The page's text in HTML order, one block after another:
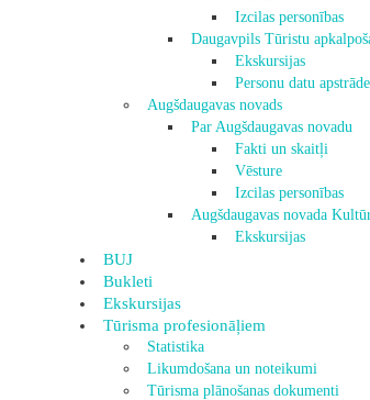
Izcilas personības
Daugavpils Tūristu
Ekskursijas
Personu datu
Augšdaugavas novads
Par Augšdaugavas novadu
Fakti un skaitļi
Vēsture
Izcilas personības
Augšdaugavas novada
Ekskursijas
BUJ
Bukleti
Ekskursijas
Tūrisma profesionāļiem
Statistika
Likumdošana un noteikumi
Tūrisma plānošanas dokumenti